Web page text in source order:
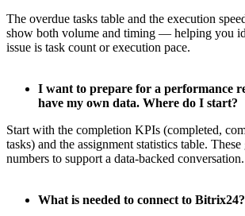
The overdue tasks table and the execution
show both volume and timing — helping you
issue is task count or execution pace.
I want to prepare for a performance
have my own data. Where do I start?
Start with the completion KPIs (completed,
tasks) and the assignment statistics table.
numbers to support a data-backed conversation.
What is needed to connect to Bitrix24?